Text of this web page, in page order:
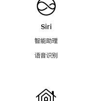
Siri
智能助理
语音识别